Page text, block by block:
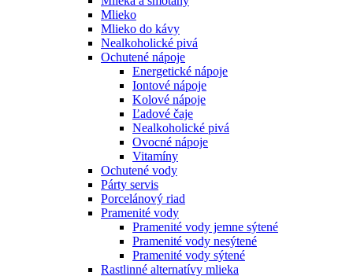
Mlieko
Mlieko do kávy
Nealkoholické pivá
Ochutené nápoje
Energetické nápoje
Iontové nápoje
Kolové nápoje
Ľadové čaje
Nealkoholické pivá
Ovocné nápoje
Vitamíny
Ochutené vody
Párty servis
Porcelánový riad
Pramenité vody
Pramenité vody jemne sýtené
Pramenité vody nesýtené
Pramenité vody sýtené
Rastlinné alternatívy mlieka